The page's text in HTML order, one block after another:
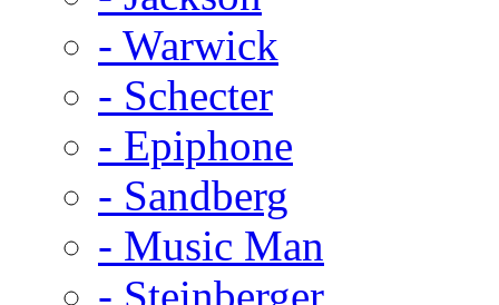
- Warwick
- Schecter
- Epiphone
- Sandberg
- Music Man